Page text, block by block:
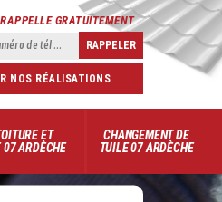
GRATUITEMENT
NOS RÉALISATIONS
ET
07 ARDÈCHE
CHANGEMENT DE
TUILE 07 ARDÈCHE